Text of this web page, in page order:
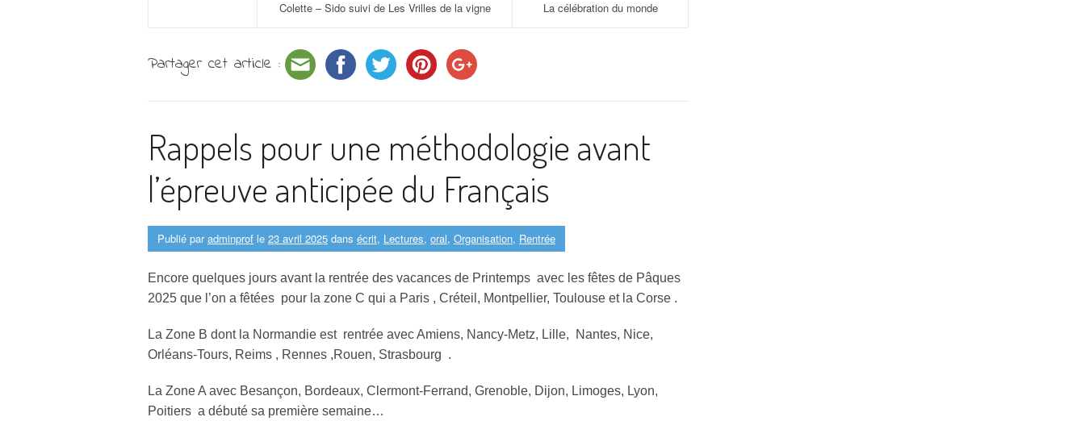
Colette – Sido suivi de Les Vrilles de la vigne La célébration du monde
Partager cet article :
Rappels pour une méthodologie avant
l’épreuve anticipée du Français
Publié paradminprof le 23 avril 2025 dans écrit, Lectures, oral, Organisation, Rentrée
Encore quelques jours avant la rentrée des vacances de Printemps avec les fêtes de Pâques
2025 que l’on a fêtées pour la zone C qui a Paris , Créteil, Montpellier, Toulouse et la Corse .
La Zone B dont la Normandie est rentrée avec Amiens, Nancy-Metz, Lille, Nantes, Nice,
Orléans-Tours, Reims , Rennes ,Rouen, Strasbourg .
La Zone A avec Besançon, Bordeaux, Clermont-Ferrand, Grenoble, Dijon, Limoges, Lyon,
Poitiers a débuté sa première semaine…